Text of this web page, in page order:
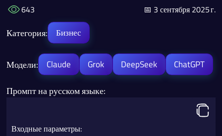
643
📅 3 сентября 2025 г.
Категория: Бизнес
Модели: Claude Grok DeepSeek ChatGPT
Промпт на русском языке:
Входные параметры: